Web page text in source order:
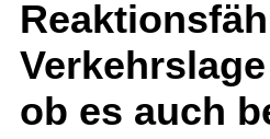
ob es auch